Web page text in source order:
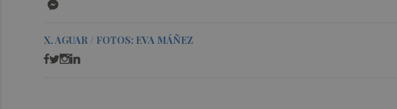
X. AGUAR / FOTOS: EVA MÁÑEZ